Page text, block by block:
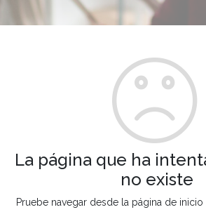
La página que ha
no existe
Pruebe navegar desde la página de